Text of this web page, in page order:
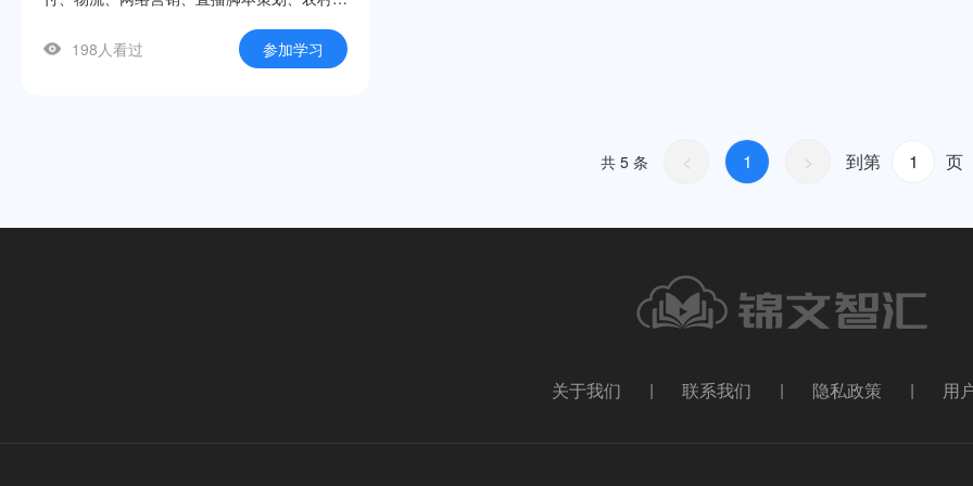
商、跨境电商及法律法规十大模块，帮助学生
快速建立电商知识框架，掌握店铺运营、直播
中职电子商务专业教学、技能竞赛辅导及社会
198人看过 参加学习
共 5 条 < 1 > 到第 页
关于我们 | 联系我们 | 隐私政策 | 用